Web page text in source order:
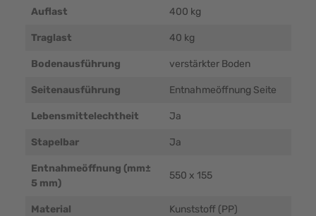
Auflast 400 kg
Traglast 40 kg
Bodenausführung verstärkter Boden
Seitenausführung Entnahmeöffnung Seite
Lebensmittelechtheit Ja
Stapelbar Ja
Entnahmeöffnung (mm±
5 mm)
550 x 155
Material Kunststoff (PP)